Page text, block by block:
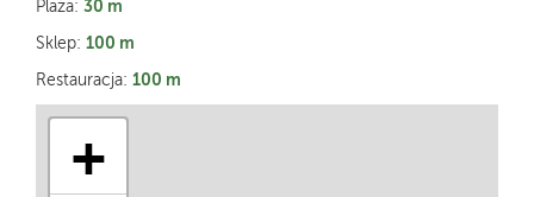
Plaża: 30 m
Sklep: 100 m
Restauracja: 100 m
+